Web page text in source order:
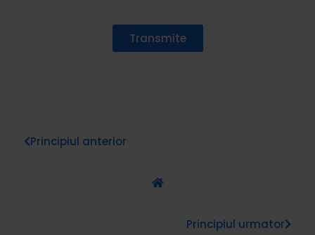
Transmite
Principiul anterior
Principiul urmator